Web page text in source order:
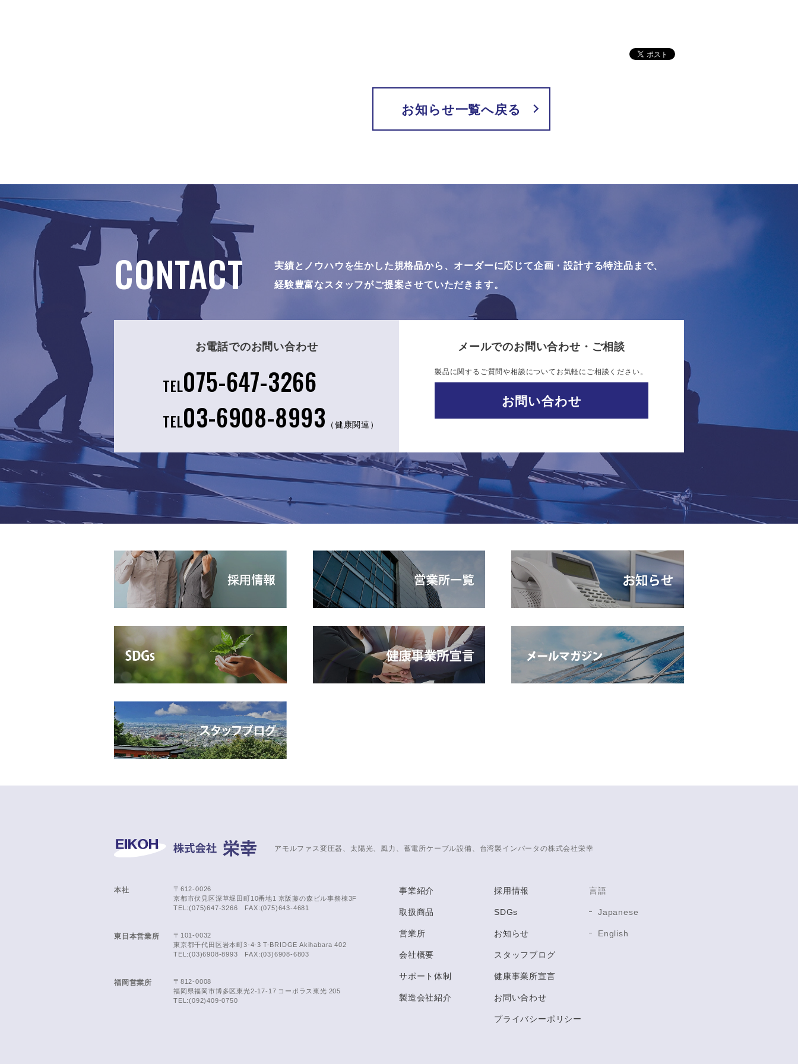
お知らせ一覧へ戻る
CONTACT
実績とノウハウを生かした規格品から、オーダーに応じて企画・設計する特注品まで、
経験豊富なスタッフがご提案させていただきます。
お電話でのお問い合わせ
TEL075-647-3266
TEL03-6908-8993 （健康関連）
メールでのお問い合わせ・ご相談
製品に関するご質問や相談についてお気軽にご相談ください。
お問い合わせ
アモルファス変圧器、太陽光、風力、蓄電所ケーブル設備、台湾製インバータの株式会社栄幸
本社
〒612-0026
京都市伏見区深草堀田町10番地1 京阪藤の森ビル事務棟3F
TEL:(075)647-3266 FAX:(075)643-4681
東日本営業所
〒101-0032
東京都千代田区岩本町3-4-3 T-BRIDGE Akihabara 402
TEL:(03)6908-8993 FAX:(03)6908-6803
福岡営業所
〒812-0008
福岡県福岡市博多区東光2-17-17 コーポラス東光 205
TEL:(092)409-0750
事業紹介
取扱商品
営業所
会社概要
サポート体制
製造会社紹介
採用情報
SDGs
お知らせ
スタッフブログ
健康事業所宣言
お問い合わせ
プライバシーポリシー
言語
Japanese
English